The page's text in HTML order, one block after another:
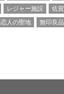
レジャー施設 佐賀
恋人の聖地 無印良品